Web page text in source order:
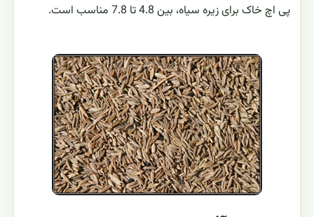
پی اچ خاک برای زیره سیاه، بین 4.8 تا 7.8 مناسب است.